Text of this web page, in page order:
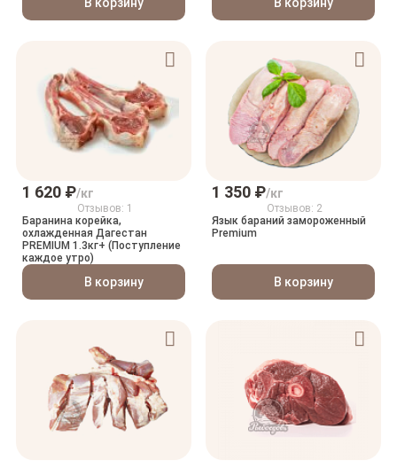
1 620 ₽/кг
Отзывов: 1
Баранина корейка,
охлажденная Дагестан
PREMIUM 1.3кг+ (Поступление
каждое утро)
В корзину
1 350 ₽/кг
Отзывов: 2
Язык бараний замороженный
Premium
В корзину